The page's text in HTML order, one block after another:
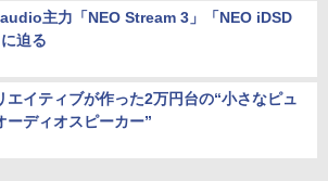
主力「NEO Stream 3」「NEO iDSD
迫る
エイティブが作った2万円台の“小さなピュ
ーディオスピーカー”